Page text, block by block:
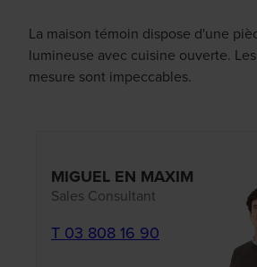
La maison témoin dispose d'une
lumineuse avec cuisine ouverte.
mesure sont impeccables.
MIGUEL EN MAXIM
Sales Consultant
T 03 808 16 90